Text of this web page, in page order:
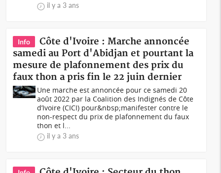
il y a 3 ans
Info
Côte d'Ivoire : Marche annoncée
samedi au Port d'Abidjan et pourtant la
mesure de plafonnement des prix du
faux thon a pris fin le 22 juin dernier
Une marche est annoncée pour ce samedi 20
août 2022 par la Coalition des Indignés de Côte
d’Ivoire (CICI) pour&nbsp;manifester contre le
non-respect du prix de plafonnement du faux
thon et l...
il y a 3 ans